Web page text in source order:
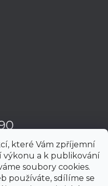
které Vám zpříjemní
výkonu a k publikování
soubory cookies.
používáte, sdílíme se